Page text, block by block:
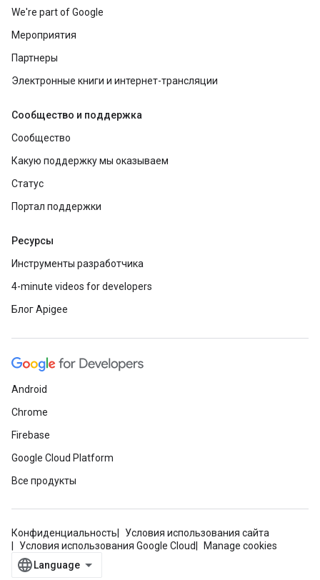
We're part of Google
Мероприятия
Партнеры
Электронные книги и интернет-трансляции
Сообщество и поддержка
Сообщество
Какую поддержку мы оказываем
Статус
Портал поддержки
Ресурсы
Инструменты разработчика
4-minute videos for developers
Блог Apigee
Android
Chrome
Firebase
Google Cloud Platform
Все продукты
Конфиденциальность
Условия использования сайта
Условия использования Google Cloud
Manage cookies